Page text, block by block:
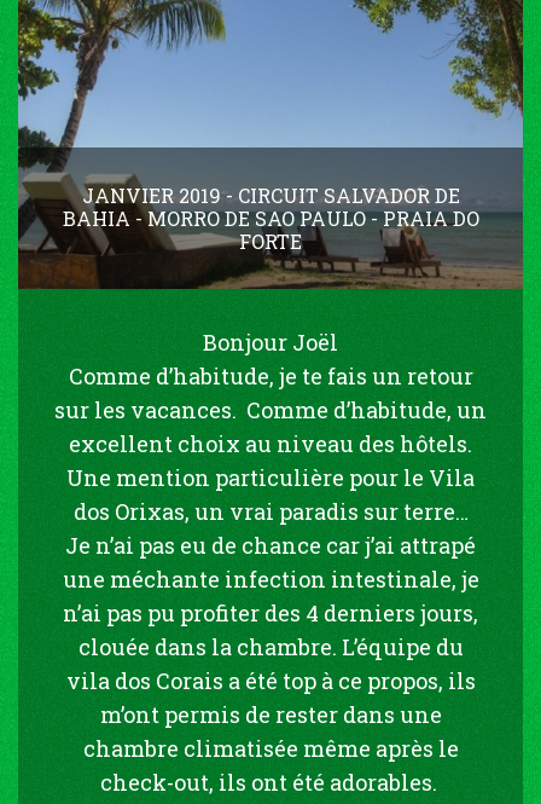
JANVIER 2019 - CIRCUIT SALVADOR DE
BAHIA - MORRO DE SAO PAULO - PRAIA DO
FORTE
Bonjour Joël
Comme d’habitude, je te fais un retour
sur les vacances. Comme d’habitude, un
excellent choix au niveau des hôtels.
Une mention particulière pour le Vila
dos Orixas, un vrai paradis sur terre…
Je n’ai pas eu de chance car j’ai attrapé
une méchante infection intestinale, je
n’ai pas pu profiter des 4 derniers jours,
clouée dans la chambre. L’équipe du
vila dos Corais a été top à ce propos, ils
m’ont permis de rester dans une
chambre climatisée même après le
check-out, ils ont été adorables.